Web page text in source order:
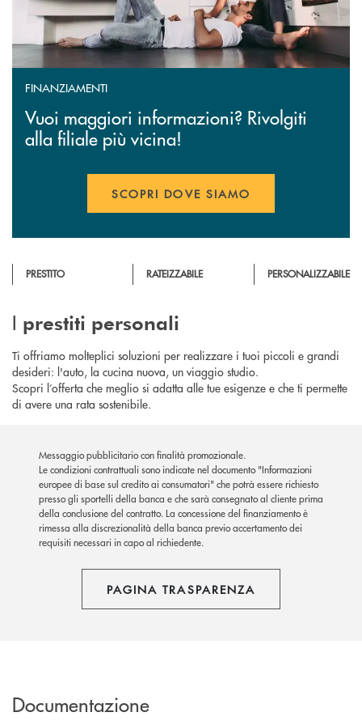
FINANZIAMENTI
Vuoi maggiori informazioni? Rivolgiti
alla filiale più vicina!
SCOPRI DOVE SIAMO
PRESTITO RATEIZZABILE PERSONALIZZABILE
I prestiti personali
Ti offriamo molteplici soluzioni per realizzare i tuoi piccoli e grandi
desideri: l'auto, la cucina nuova, un viaggio studio.
Scopri l’offerta che meglio si adatta alle tue esigenze e che ti permette
di avere una rata sostenibile.
Messaggio pubblicitario con finalità promozionale.
Le condizioni contrattuali sono indicate nel documento "Informazioni
europee di base sul credito ai consumatori" che potrà essere richiesto
presso gli sportelli della banca e che sarà consegnato al cliente prima
della conclusione del contratto. La concessione del finanziamento è
rimessa alla discrezionalità della banca previo accertamento dei
requisiti necessari in capo al richiedente.
PAGINA TRASPARENZA
Documentazione